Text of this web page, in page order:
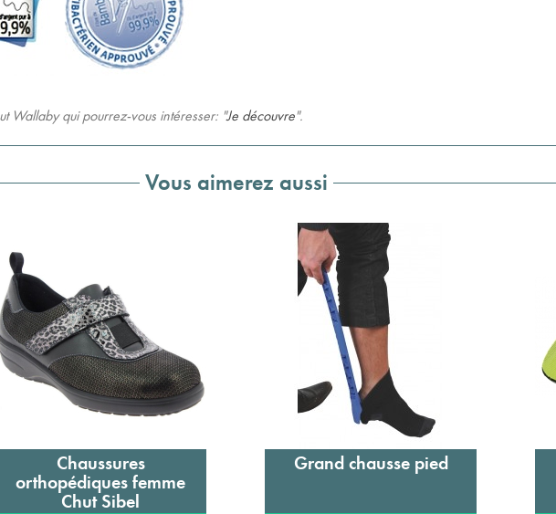
Wallaby qui pourrez-vous intéresser: "Je découvre".
Vous aimerez aussi
Ajouter au panier
Chaussures
orthopédiques femme
Chut Sibel
Ajouter au panier
Grand chausse pied